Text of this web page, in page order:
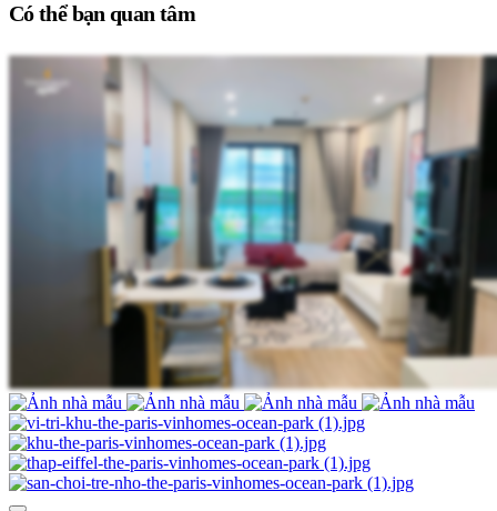
Có thể bạn quan tâm